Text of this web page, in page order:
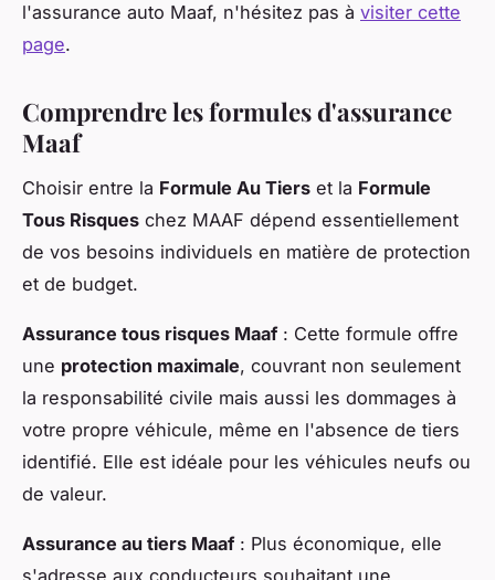
l'assurance auto Maaf, n'hésitez pas à visiter cette
page.
Comprendre les formules d'assurance
Maaf
Choisir entre la Formule Au Tiers et la Formule
Tous Risques chez MAAF dépend essentiellement
de vos besoins individuels en matière de protection
et de budget.
Assurance tous risques Maaf: Cette formule offre
une protection maximale, couvrant non seulement
la responsabilité civile mais aussi les dommages à
votre propre véhicule, même en l'absence de tiers
identifié. Elle est idéale pour les véhicules neufs ou
de valeur.
Assurance au tiers Maaf: Plus économique, elle